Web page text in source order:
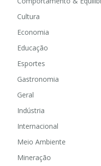
Cultura
Economia
Educação
Esportes
Gastronomia
Geral
Indústria
Internacional
Meio Ambiente
Mineração